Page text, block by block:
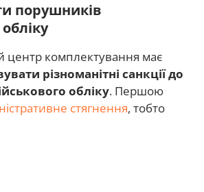
порушників
центр комплектування має
різноманітні санкції до
обліку. Першою
стягнення, тобто